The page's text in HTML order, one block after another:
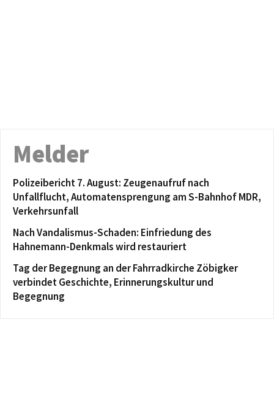
Melder
Polizeibericht 7. August: Zeugenaufruf nach
Unfallflucht, Automatensprengung am S-Bahnhof MDR,
Verkehrsunfall
Nach Vandalismus-Schaden: Einfriedung des
Hahnemann-Denkmals wird restauriert
Tag der Begegnung an der Fahrradkirche Zöbigker
verbindet Geschichte, Erinnerungskultur und
Begegnung